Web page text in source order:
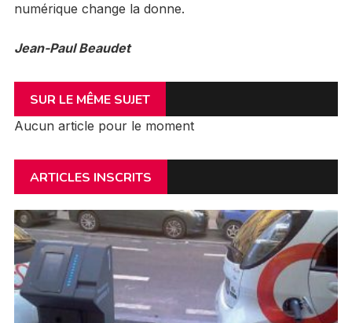
numérique change la donne.
Jean-Paul Beaudet
SUR LE MÊME SUJET
Aucun article pour le moment
ARTICLES INSCRITS